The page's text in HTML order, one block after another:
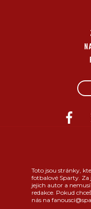
Toto jsou stránky,
fotbalové Sparty.
jejich autor a
redakce. Pokud
nás na